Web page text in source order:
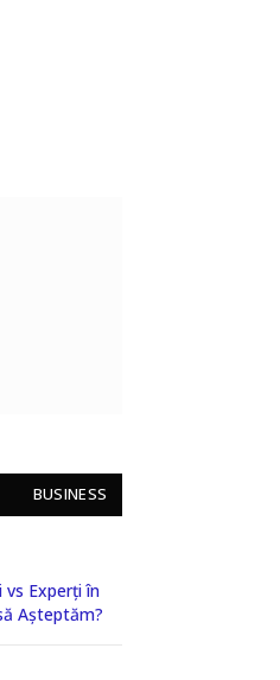
BUSINESS
vs Experți în
Așteptăm?